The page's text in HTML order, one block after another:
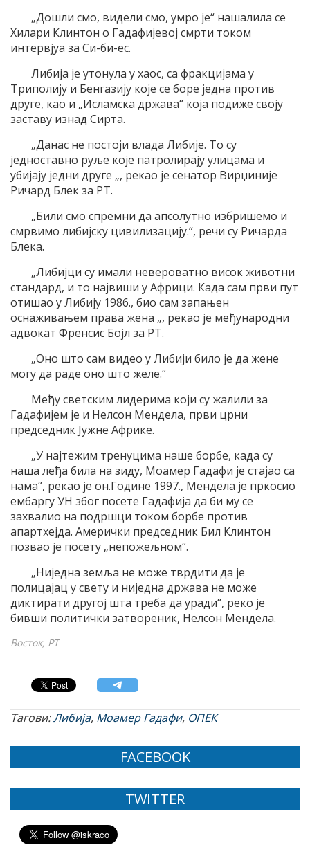
„Дошли смо, видели смо, умро је“ нашалила се
Хилари Клинтон о Гадафијевој смрти током
интервјуа за Си-би-ес.
Либија је утонула у хаос, са фракцијама у
Триполију и Бенгазију које се боре једна против
друге, као и „Исламска држава“ која подиже своју
заставу изнад Сирта.
„Данас не постоји влада Либије. То су
једноставно руље које патролирају улицама и
убијају једни друге „, рекао је сенатор Вирџиније
Ричард Блек за РТ.
„Били смо спремни да апсолутно избришемо и
смрвимо либијску цивилизацију.“, речи су Ричарда
Блека.
„Либијци су имали невероватно висок животни
стандард, и то највиши у Африци. Када сам први пут
отишао у Либију 1986., био сам запањен
оснаживањем права жена „, рекао је међународни
адвокат Френсис Бојл за РТ.
„Оно што сам видео у Либији било је да жене
могу да раде оно што желе.“
Међу светским лидерима који су жалили за
Гадафијем је и Нелсон Мендела, први црни
председник Јужне Африке.
„У најтежим тренуцима наше борбе, када су
наша леђа била на зиду, Моамер Гадафи је стајао са
нама“, рекао је он.Године 1997., Мендела је пркосио
ембаргу УН због посете Гадафија да би му се
захвалио на подршци током борбе против
апартхејда. Амерички председник Бил Клинтон
позвао је посету „непожељном“.
„Ниједна земља не може тврдити да је
полицајац у свету и ниједна држава не може
диктирати другој шта треба да уради“, реко је
бивши политички затвореник, Нелсон Мендела.
Восток, РТ
Тагови:Либија, Моамер Гадафи, ОПЕК
FACEBOOK
TWITTER